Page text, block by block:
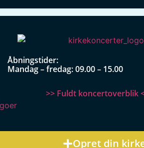
Åbningstider:
Mandag – fredag: 09.00 – 15.00
>> Fuldt koncertoverblik
Opret din